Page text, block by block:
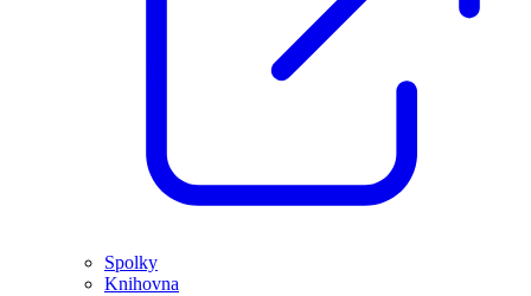
Spolky
Knihovna